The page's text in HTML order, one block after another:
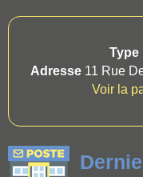
Type
Adresse 11 Rue
Voir la